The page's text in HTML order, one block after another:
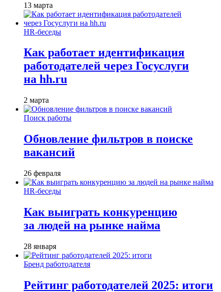
13 марта
HR-беседы
Как работает идентификация
работодателей через Госуслуги
на hh.ru
2 марта
Поиск работы
Обновление фильтров в поиске
вакансий
26 февраля
HR-беседы
Как выиграть конкуренцию
за людей на рынке найма
28 января
Бренд работодателя
Рейтинг работодателей 2025: итоги